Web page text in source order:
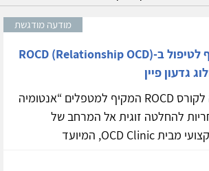
מודעה מודגשת
קורס חדש ומקיף לטיפול ב-ROCD (Relationship OCD)
גדעון פיין
נפתחה ההרשמה לקורס ROCD המקיף למטפלים “אנטומיה
להחלטה זוגית אל המרחב של